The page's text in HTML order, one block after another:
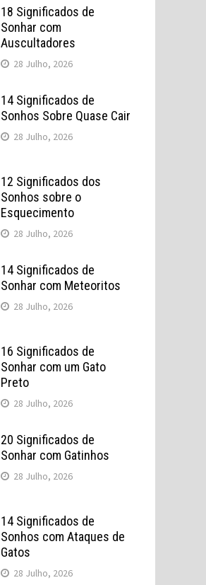
18 Significados de
Sonhar com
Auscultadores
28 Julho, 2026
14 Significados de
Sonhos Sobre Quase Cair
28 Julho, 2026
12 Significados dos
Sonhos sobre o
Esquecimento
28 Julho, 2026
14 Significados de
Sonhar com Meteoritos
28 Julho, 2026
16 Significados de
Sonhar com um Gato
Preto
28 Julho, 2026
20 Significados de
Sonhar com Gatinhos
28 Julho, 2026
14 Significados de
Sonhos com Ataques de
Gatos
28 Julho, 2026